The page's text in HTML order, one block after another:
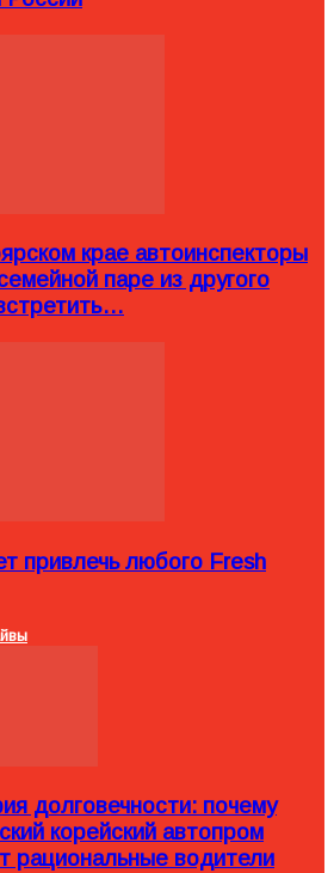
крае автоинспекторы
паре из другого
привлечь любого Fresh
долговечности: почему
корейский автопром
рациональные водители